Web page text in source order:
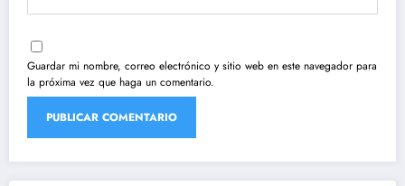
Guardar mi nombre, correo electrónico y sitio web en este navegador para
la próxima vez que haga un comentario.